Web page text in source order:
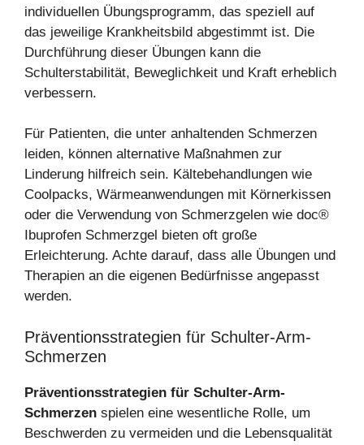
individuellen Übungsprogramm, das speziell auf
das jeweilige Krankheitsbild abgestimmt ist. Die
Durchführung dieser Übungen kann die
Schulterstabilität, Beweglichkeit und Kraft erheblich
verbessern.
Für Patienten, die unter anhaltenden Schmerzen
leiden, können alternative Maßnahmen zur
Linderung hilfreich sein. Kältebehandlungen wie
Coolpacks, Wärmeanwendungen mit Körnerkissen
oder die Verwendung von Schmerzgelen wie doc®
Ibuprofen Schmerzgel bieten oft große
Erleichterung. Achte darauf, dass alle Übungen und
Therapien an die eigenen Bedürfnisse angepasst
werden.
Präventionsstrategien für Schulter-Arm-
Schmerzen
Präventionsstrategien für Schulter-Arm-
Schmerzen spielen eine wesentliche Rolle, um
Beschwerden zu vermeiden und die Lebensqualität